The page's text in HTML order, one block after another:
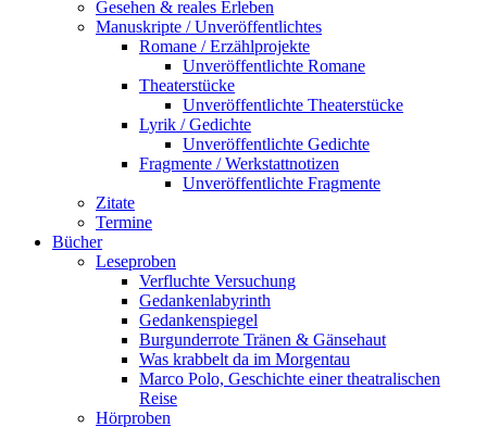
Gesehen & reales Erleben
Manuskripte / Unveröffentlichtes
Romane / Erzählprojekte
Unveröffentlichte Romane
Theaterstücke
Unveröffentlichte Theaterstücke
Lyrik / Gedichte
Unveröffentlichte Gedichte
Fragmente / Werkstattnotizen
Unveröffentlichte Fragmente
Zitate
Termine
Bücher
Leseproben
Verfluchte Versuchung
Gedankenlabyrinth
Gedankenspiegel
Burgunderrote Tränen & Gänsehaut
Was krabbelt da im Morgentau
Marco Polo, Geschichte einer theatralischen
Reise
Hörproben